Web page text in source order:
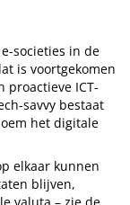
societies in de
is voortgekomen
proactieve ICT-
savvy bestaat
het digitale
elkaar kunnen
blijven,